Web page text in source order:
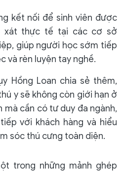
kết nối để sinh viên được
xát thực tế tại các cơ sở
giúp người học sớm tiếp
và rèn luyện tay nghề.
Hồng Loan chia sẻ thêm,
y sẽ không còn giới hạn ở
mà cần có tư duy đa ngành,
với khách hàng và hiểu
sóc thú cưng toàn diện.
trong những mảnh ghép